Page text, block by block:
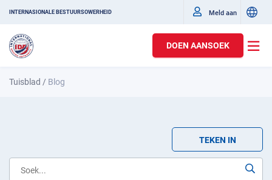
INTERNASIONALE BESTUURSOWERHEID Meld aan
DOEN AANSOEK
Tuisblad / Blog
TEKEN IN